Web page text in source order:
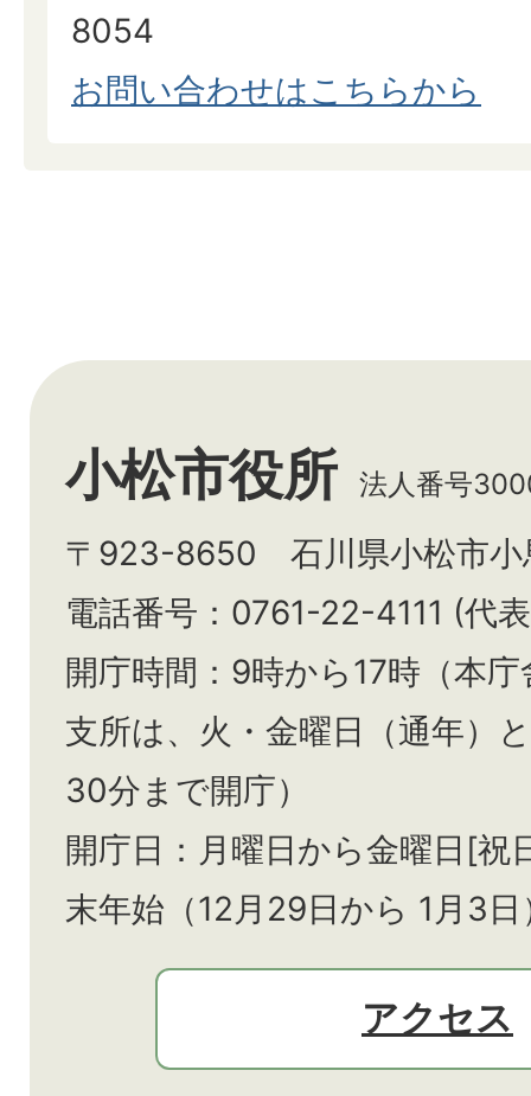
8054
お問い合わせはこちらから
小松市役所 法人番号
〒923-8650 石川県小松市小
電話番号：0761-22-4111 (代
開庁時間：9時から17時（本
支所は、火・金曜日（通年）と
30分まで開庁）
開庁日：月曜日から金曜日[祝
末年始（12月29日から 1月3
アクセス